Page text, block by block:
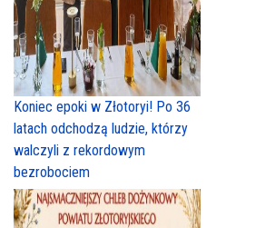
Koniec epoki w Złotoryi! Po 36
latach odchodzą ludzie, którzy
walczyli z rekordowym
bezrobociem